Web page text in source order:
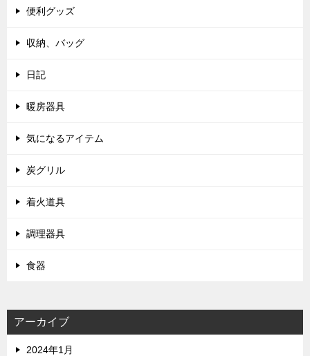
便利グッズ
収納、バッグ
日記
暖房器具
気になるアイテム
炭グリル
着火道具
調理器具
食器
アーカイブ
2024年1月